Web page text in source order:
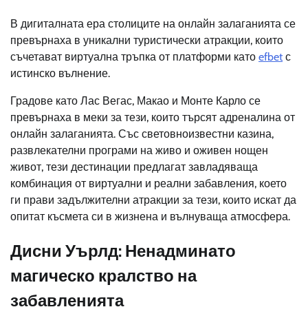
В дигиталната ера столиците на онлайн залаганията се
превърнаха в уникални туристически атракции, които
съчетават виртуална тръпка от платформи като efbet с
истинско вълнение.
Градове като Лас Вегас, Макао и Монте Карло се
превърнаха в меки за тези, които търсят адреналина от
онлайн залаганията. Със световноизвестни казина,
развлекателни програми на живо и оживен нощен
живот, тези дестинации предлагат завладяваща
комбинация от виртуални и реални забавления, което
ги прави задължителни атракции за тези, които искат да
опитат късмета си в жизнена и вълнуваща атмосфера.
Дисни Уърлд: Ненадминато
магическо кралство на
забавленията